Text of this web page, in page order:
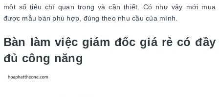
một số tiêu chí quan trọng và cần thiết. Có như vậy mới mua
được mẫu bàn phù hợp, đúng theo nhu cầu của mình.
Bàn làm việc giám đốc giá rẻ có đầy
đủ công năng